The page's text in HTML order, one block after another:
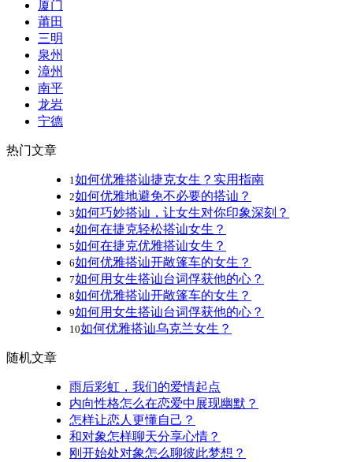
厦门
莆田
三明
泉州
漳州
南平
龙岩
宁德
热门文章
1如何优雅搭讪捷克女生？实用指南
2如何优雅地避免不必要的搭讪？
3如何巧妙搭讪，让女生对你印象深刻？
4如何在捷克轻松搭讪女生？
5如何在捷克优雅搭讪女生？
6如何优雅搭讪开敞篷车的女生？
7如何用女生搭讪台词俘获他的心？
8如何优雅搭讪开敞篷车的女生？
9如何用女生搭讪台词俘获他的心？
10如何优雅搭讪乌克兰女生？
随机文章
雨后彩虹，我们的爱情起点
内向性格怎么在恋爱中展现幽默？
怎样让恋人更懂自己？
和对象怎样聊天分享心情？
刚开始处对象怎么聊彼此梦想？